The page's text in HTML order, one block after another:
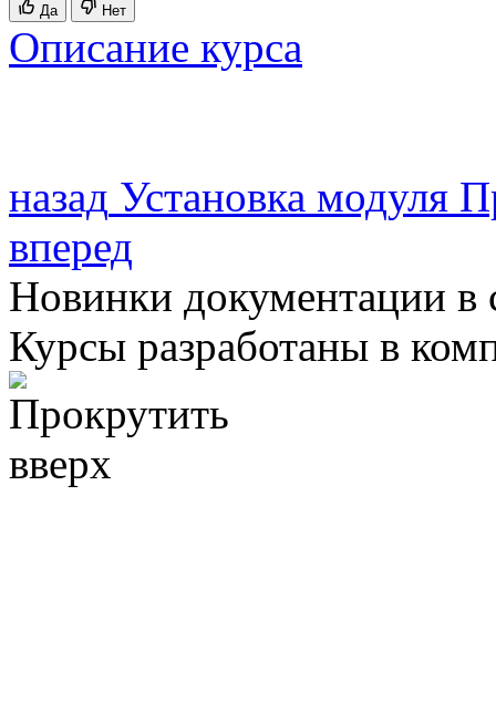
Да Нет
Описание курса
назад Установка модуля
вперед
Новинки документации в
Курсы разработаны в